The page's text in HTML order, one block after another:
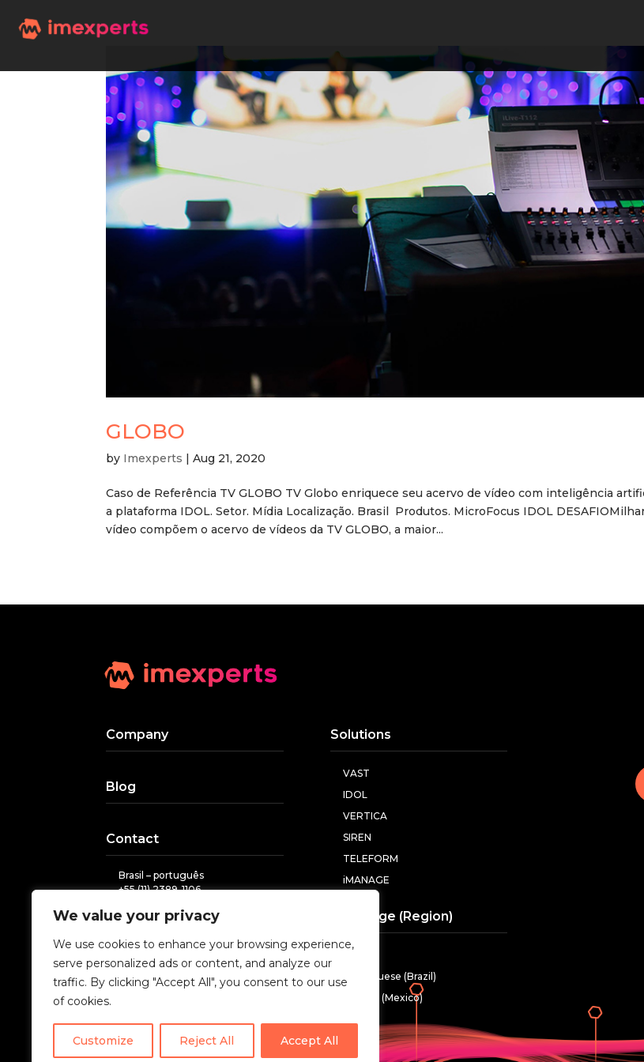
We value your privacy
We use cookies to enhance your browsing experience,
serve personalized ads or content, and analyze our
traffic. By clicking "Accept All", you consent to our use
of cookies.
Customize Reject All Accept All
GLOBO
by Imexperts |Aug 21, 2020
Caso de Referência TV GLOBO TV Globo enriquece seu acervo de vídeo com inteligência
a plataforma IDOL. Setor. Mídia Localização. Brasil Produtos. MicroFocus IDOL
vídeo compõem o acervo de vídeos da TV GLOBO, a maior...
Company
Blog
Contact
Brasil – português
+55 (11) 2389-1106
México – español
+52 (55) 9183-2049
Solutions
VAST
IDOL
VERTICA
SIREN
TELEFORM
iMANAGE
Language (Region)
Portuguese (Brazil)
Spanish (Mexico)